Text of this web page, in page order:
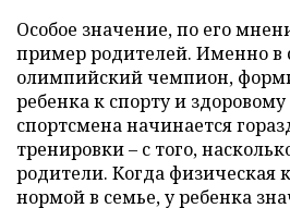
Особое значение, по его
пример родителей. Именно в
олимпийский чемпион,
ребенка к спорту и
спортсмена начинается
тренировки – с того,
родители. Когда физическая
нормой в семье, у ребенка